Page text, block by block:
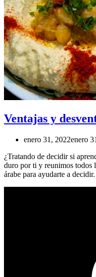
Ventajas y
enero 31, 2022enero
¿Tratando de decidir si
duro por ti y reunimos todos
árabe para ayudarte a decidir.